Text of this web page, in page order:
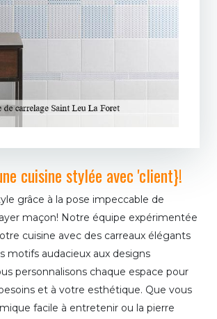
cuisine stylée avec 'client}!
grâce à la pose impeccable de
maçon! Notre équipe expérimentée
cuisine avec des carreaux élégants
motifs audacieux aux designs
personnalisons chaque espace pour
et à votre esthétique. Que vous
facile à entretenir ou la pierre